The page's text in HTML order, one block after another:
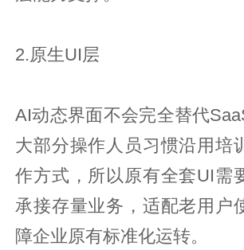
2.原生UI层
AI动态界面不会完全替代
大部分操作人员习惯沿用培
作方式，所以原有全套UI需
承接存量业务，适配老用户
障企业原有标准化运转。